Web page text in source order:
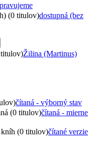
(0 titulov)dostupná (bez
Žilina (Martinus)
čítaná - výborný stav
(0 titulov)čítaná - mierne
kníh (0 titulov)čítané verzie